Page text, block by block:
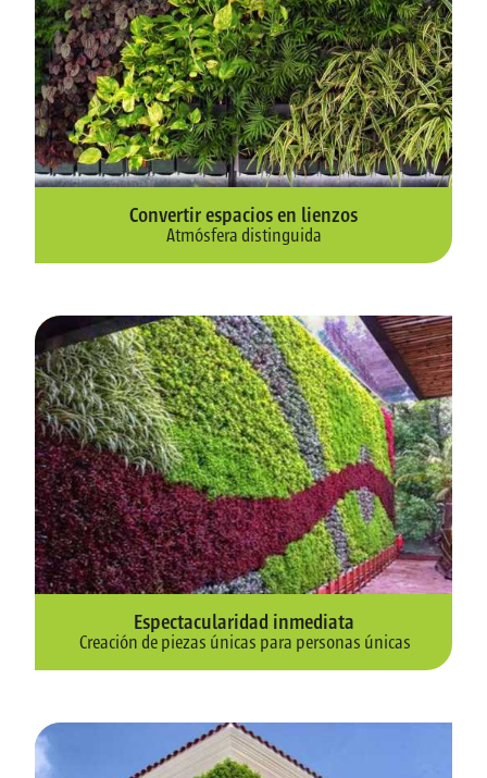
Convertir espacios en lienzos
Atmósfera distinguida
Espectacularidad inmediata
Creación de piezas únicas para personas únicas